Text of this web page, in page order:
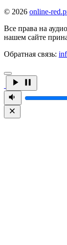
© 2026 online-
Все права на
нашем сайте
Обратная связь: